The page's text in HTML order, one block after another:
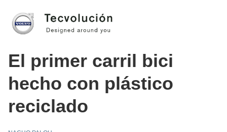
El primer carril bici
hecho con plástico
reciclado